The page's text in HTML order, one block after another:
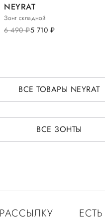
NEYRAT
Зонт складной
6 490руб.5 710 руб.
ВСЕ ТОВАРЫ NEYRAT
ВСЕ ЗОНТЫ